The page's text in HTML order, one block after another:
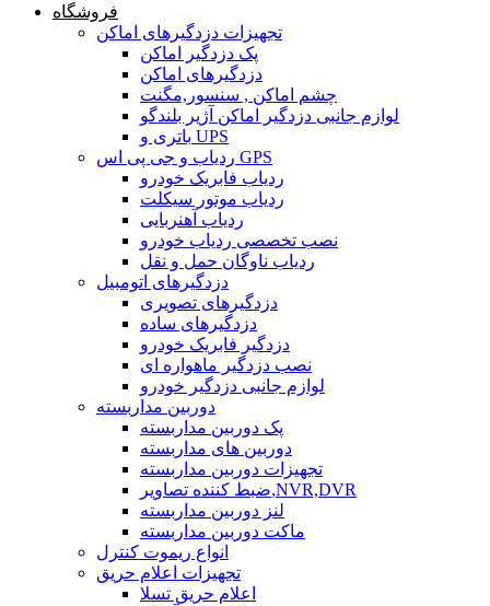
فروشگاه
تجهیزات دزدگیرهای اماکن
پک دزدگیر اماکن
دزدگیرهای اماکن
چشم اماکن , سنسور,مگنت
لوازم جانبی دزدگیر اماکن آژیر بلندگو
باتری و UPS
ردیاب و جی پی اس GPS
ردیاب فابریک خودرو
ردیاب موتور سیکلت
ردیاب آهنربایی
نصب تخصصی ردیاب خودرو
ردیاب ناوگان حمل و نقل
دزدگیرهای اتومبیل
دزدگیرهای تصویری
دزدگیرهای ساده
دزدگیر فابریک خودرو
نصب دزدگیر ماهواره ای
لوازم جانبی دزدگیر خودرو
دوربین مداربسته
پک دوربین مداربسته
دوربین های مداربسته
تجهیزات دوربین مداربسته
ضبط کننده تصاویر,NVR,DVR
لنز دوربین مداربسته
ماکت دوربین مداربسته
انواع ریموت کنترل
تجهیزات اعلام حریق
اعلام حریق تسلا